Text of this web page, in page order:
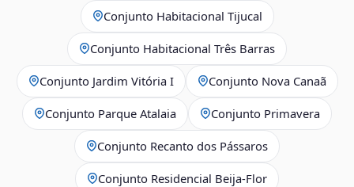
Conjunto Habitacional Tijucal
Conjunto Habitacional Três Barras
Conjunto Jardim Vitória I Conjunto Nova Canaã
Conjunto Parque Atalaia Conjunto Primavera
Conjunto Recanto dos Pássaros
Conjunto Residencial Beija-Flor